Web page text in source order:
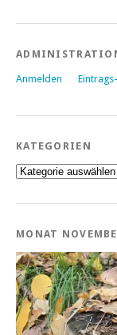
Anmelden
KATEGORIEN
Kategorien
MONAT